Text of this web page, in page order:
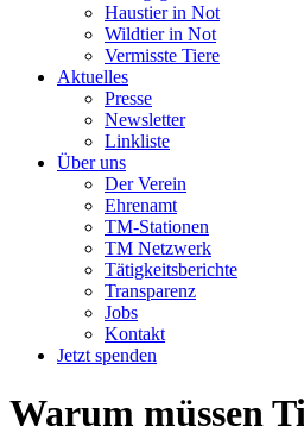
Haustier in Not
Wildtier in Not
Vermisste Tiere
Aktuelles
Presse
Newsletter
Linkliste
Über uns
Der Verein
Ehrenamt
TM-Stationen
TM Netzwerk
Tätigkeitsberichte
Transparenz
Jobs
Kontakt
Jetzt spenden
Warum müssen